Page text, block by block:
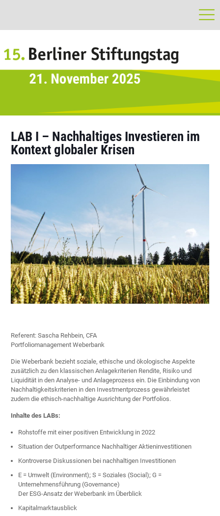
LAB I – Nachhaltiges Investieren im
Kontext globaler Krisen
Referent: Sascha Rehbein, CFA
Portfoliomanagement Weberbank
Die Weberbank bezieht soziale, ethische und ökologische Aspekte
zusätzlich zu den klassischen Anlagekriterien Rendite, Risiko und
Liquidität in den Analyse- und Anlageprozess ein. Die Einbindung von
Nachhaltigkeitskriterien in den Investmentprozess gewährleistet
zudem die ethisch-nachhaltige Ausrichtung der Portfolios.
Inhalte des LABs:
Rohstoffe mit einer positiven Entwicklung in 2022
Situation der Outperformance Nachhaltiger Aktieninvestitionen
Kontroverse Diskussionen bei nachhaltigen Investitionen
E = Umwelt (Environment); S = Soziales (Social); G =
Unternehmensführung (Governance)
Der ESG-Ansatz der Weberbank im Überblick
Kapitalmarktausblick